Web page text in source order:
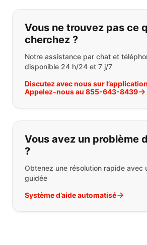
Si vous ne trouvez
Vous ne trouvez pas ce
cherchez ?
Notre assistance par chat et
disponible 24 h/24 et 7 j/7
Discutez avec nous sur
Appelez-nous au 855-643-8439
Vous avez un problème
?
Obtenez une résolution rapide avec
guidée
Système d’aide automatisé